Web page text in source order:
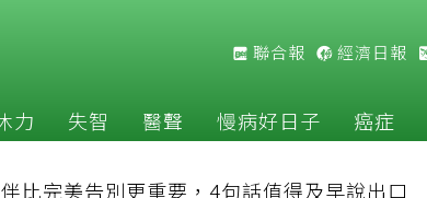
聯合報 經濟日報
力 失智 醫聲 慢病好日子 癌症
比完美告別更重要，4句話值得及早說出口